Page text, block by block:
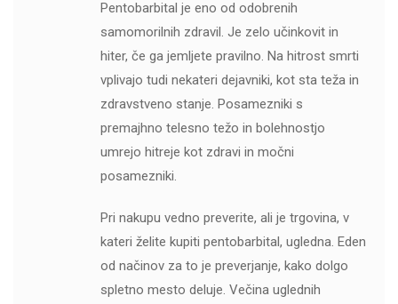
Pentobarbital je eno od odobrenih
samomorilnih zdravil. Je zelo učinkovit in
hiter, če ga jemljete pravilno. Na hitrost smrti
vplivajo tudi nekateri dejavniki, kot sta teža in
zdravstveno stanje. Posamezniki s
premajhno telesno težo in bolehnostjo
umrejo hitreje kot zdravi in močni
posamezniki.
Pri nakupu vedno preverite, ali je trgovina, v
kateri želite kupiti pentobarbital, ugledna. Eden
od načinov za to je preverjanje, kako dolgo
spletno mesto deluje. Večina uglednih